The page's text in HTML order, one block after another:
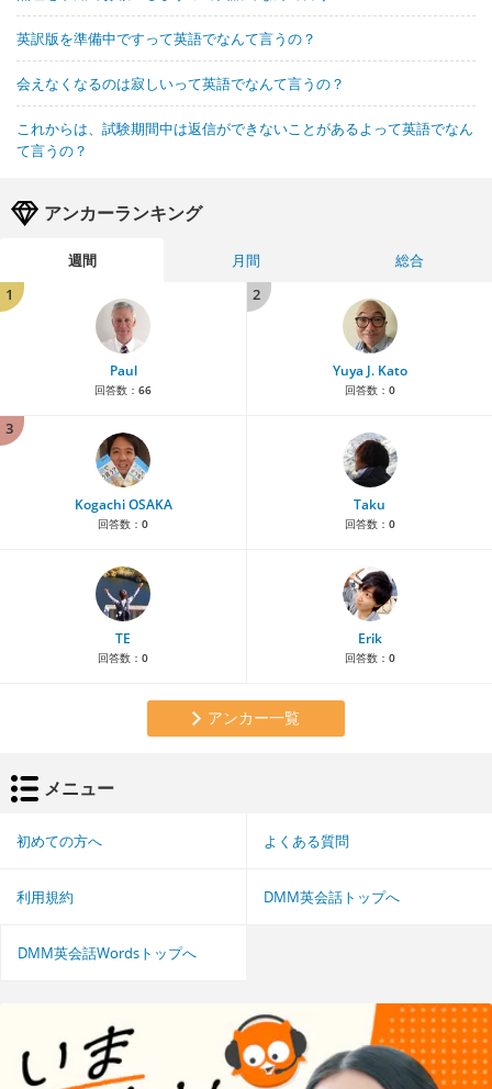
英訳版を準備中ですって英語でなんて言うの？
会えなくなるのは寂しいって英語でなんて言うの？
これからは、試験期間中は返信ができないことがあるよって英語でなん
て言うの？
アンカーランキング
週間 月間
総合
1
Paul
回答数： 66
2
Yuya J. Kato
回答数： 0
3
Kogachi OSAKA
回答数： 0
Taku
回答数： 0
TE
回答数： 0
Erik
回答数： 0
アンカー一覧
メニュー
初めての方へ よくある質問
利用規約 DMM英会話トップへ
DMM英会話Wordsトップへ